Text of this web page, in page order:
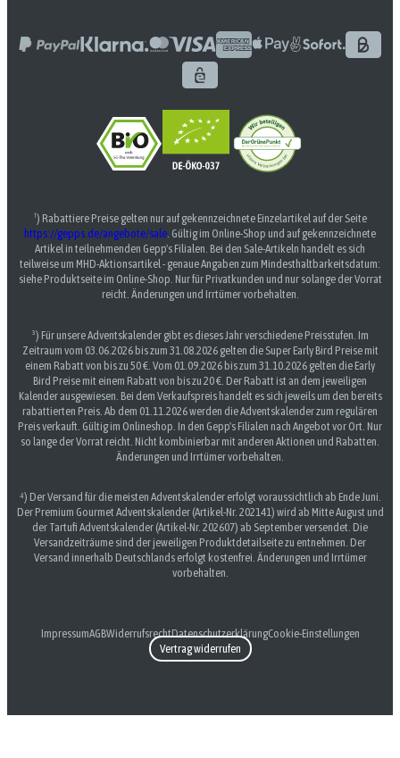
¹) Rabattiere Preise gelten nur auf gekennzeichnete Einzelartikel auf der Seite
https://gepps.de/angebote/sale. Gültig im Online-Shop und auf gekennzeichnete
Artikel in teilnehmenden Gepp's Filialen. Bei den Sale-Artikeln handelt es sich
teilweise um MHD-Aktionsartikel - genaue Angaben zum Mindesthaltbarkeitsdatum:
siehe Produktseite im Online-Shop. Nur für Privatkunden und nur solange der Vorrat
reicht. Änderungen und Irrtümer vorbehalten.
³) Für unsere Adventskalender gibt es dieses Jahr verschiedene Preisstufen. Im
Zeitraum vom 03.06.2026 bis zum 31.08.2026 gelten die Super Early Bird Preise mit
einem Rabatt von bis zu 50 €. Vom 01.09.2026 bis zum 31.10.2026 gelten die Early
Bird Preise mit einem Rabatt von bis zu 20 €. Der Rabatt ist an dem jeweiligen
Kalender ausgewiesen. Bei dem Verkaufspreis handelt es sich jeweils um den bereits
rabattierten Preis. Ab dem 01.11.2026 werden die Adventskalender zum regulären
Preis verkauft. Gültig im Onlineshop. In den Gepp's Filialen nach Angebot vor Ort. Nur
so lange der Vorrat reicht. Nicht kombinierbar mit anderen Aktionen und Rabatten.
Änderungen und Irrtümer vorbehalten.
⁴) Der Versand für die meisten Adventskalender erfolgt voraussichtlich ab Ende Juni.
Der Premium Gourmet Adventskalender (Artikel-Nr. 202141) wird ab Mitte August und
der Tartufi Adventskalender (Artikel-Nr. 202607) ab September versendet. Die
Versandzeiträume sind der jeweiligen Produktdetailseite zu entnehmen. Der
Versand innerhalb Deutschlands erfolgt kostenfrei. Änderungen und Irrtümer
vorbehalten.
ImpressumAGBWiderrufsrechtDatenschutzerklärungCookie-Einstellungen
Vertrag widerrufen